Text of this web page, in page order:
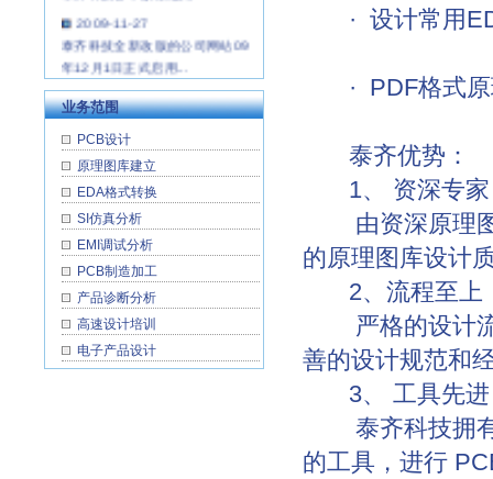
2009-11-27
泰齐科技全新改版的公司网站09
年12月1日正式启用...
2009-1-19
泰齐科技国庆放假通知
2008-9-16
泰齐科技搬迁启示
业务范围
PCB设计
原理图库建立
EDA格式转换
SI仿真分析
EMI调试分析
PCB制造加工
产品诊断分析
高速设计培训
电子产品设计
· 设计常用
· PDF格式原
泰齐优势：
1、 资深专家
由资深原理图
的原理图库设计
2、流程至上
严格的设计流
善的设计规范和
3、 工具先进
泰齐科技拥有
的工具，进行